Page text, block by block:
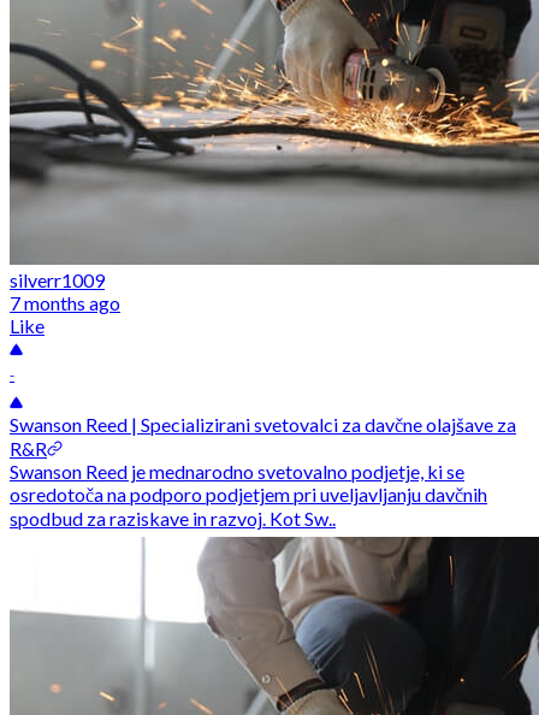
silverr1009
7 months ago
Like
-
Swanson Reed | Specializirani svetovalci za davčne olajšave za
R&R
Swanson Reed je mednarodno svetovalno podjetje, ki se
osredotoča na podporo podjetjem pri uveljavljanju davčnih
spodbud za raziskave in razvoj. Kot Sw..